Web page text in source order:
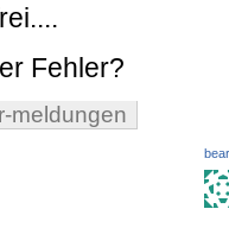
Fehler?
meldungen